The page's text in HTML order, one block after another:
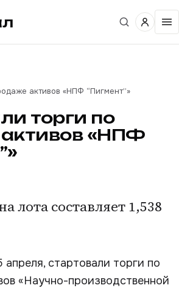
активов «НПФ “Пигмент”»
торги по
«НПФ
лота составляет 1,538
апреля, стартовали торги по
«Научно-производственной